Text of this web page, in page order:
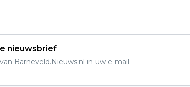
nieuwsbrief
Barneveld.Nieuws.nl in uw e-mail.